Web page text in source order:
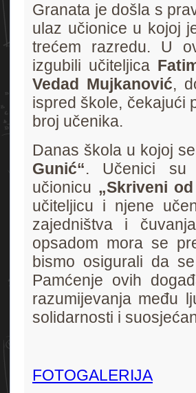
Granata je došla s
ulaz učionice u kojoj
trećem razredu. U
izgubili učiteljica
Vedad Mujkanović,
ispred škole, čekajući
broj učenika.
Danas škola u kojoj
Gunić“. Učenici su
učionicu „Skriveni
učiteljicu i njene
zajedništva i
opsadom mora se
bismo osigurali da
Pamćenje ovih
razumijevanja među
solidarnosti i
FOTOGALERIJA